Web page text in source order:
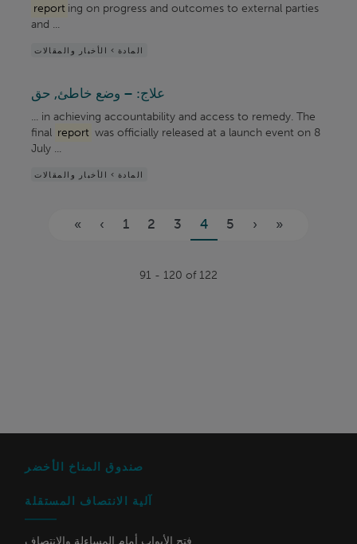
report ing on progress and outcomes to external parties
and ...
المادة > الأخبار والمقالات
علاج: – وضع خاطئ, حق
... in achieving accountability and access to remedy. The
final report was officially released at a launch event on 8
July ...
المادة > الأخبار والمقالات
« ‹ 1 2 3 4 5 › »
91 - 120 of 122
صندوق المناخ الأخضر
آلية الانتصاف المستقلة
فتح الأبواب أمام المساءلة والإنتصاف